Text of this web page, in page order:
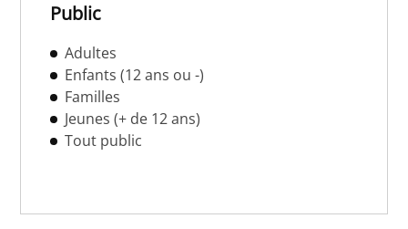
Public
Adultes
Enfants (12 ans ou -)
Familles
Jeunes (+ de 12 ans)
Tout public